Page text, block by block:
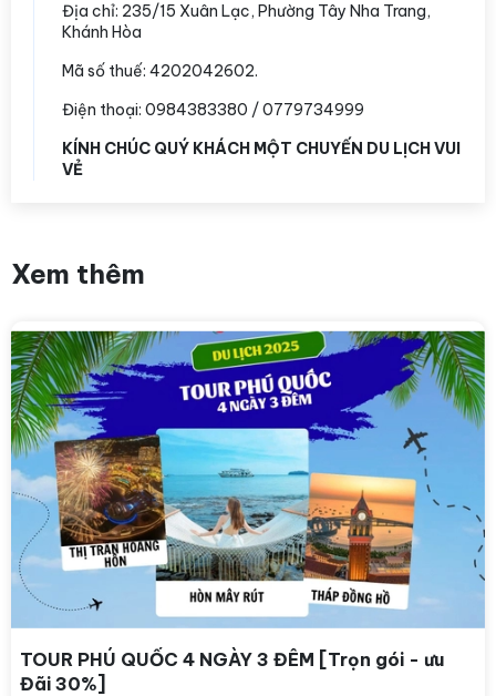
Địa chỉ: 235/15 Xuân Lạc, Phường Tây Nha Trang,
Khánh Hòa
Mã số thuế: 4202042602.
Điện thoại: 0984383380 / 0779734999
KÍNH CHÚC QUÝ KHÁCH MỘT CHUYẾN DU LỊCH VUI
VẺ
Xem thêm
TOUR PHÚ QUỐC 4 NGÀY 3 ĐÊM [Trọn gói - ưu
Đãi 30%]